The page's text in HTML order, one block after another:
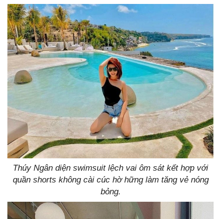
Thúy Ngân diện swimsuit lệch vai ôm sát kết hợp với
quần shorts không cài cúc hờ hững làm tăng vẻ nóng
bỏng.